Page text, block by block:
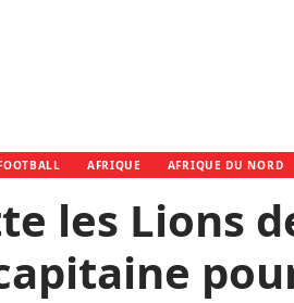
AFRIQUE AFRIQUE DU NORD
les Lions